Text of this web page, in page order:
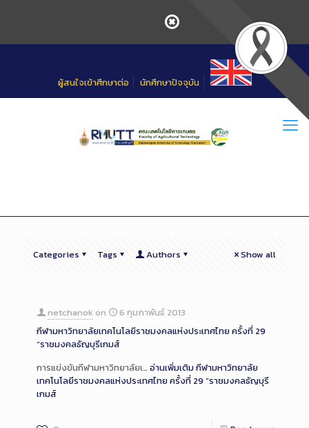
ผู้สนใจเข้าศึกษาต่อ นักศึกษาปัจจุบัน
Categories Tags Authors Show all
netchanok on
6 กุมภาพันธ์ 2013
กีฬามหาวิทยาลัยเทคโนโลยีราชมงคลแห่งประเทศไทย ครั้งที่ 29
“ราชมงคลธัญบุรีเกมส์
การแข่งขันกีฬามหาวิทยาลัยเ… อ่านเพิ่มเติมกีฬามหาวิทยาลัย
เทคโนโลยีราชมงคลแห่งประเทศไทย ครั้งที่ 29 “ราชมงคลธัญบุรี
เกมส์